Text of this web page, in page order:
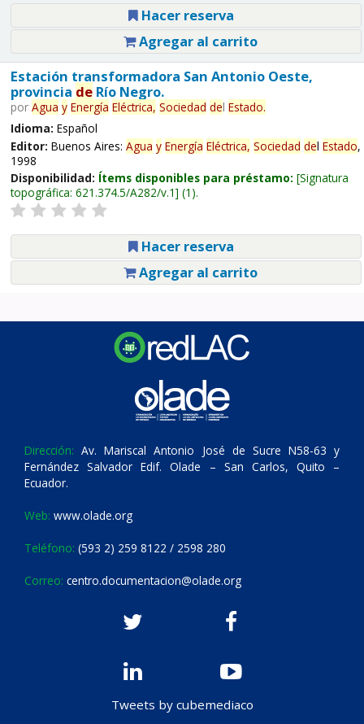
Hacer reserva
Agregar al carrito
Estación transformadora San Antonio Oeste,
provincia deRío Negro.
por Agua y Energía Eléctrica, Sociedad del Estado.
Idioma: Español
Editor: Buenos Aires: Agua y Energía Eléctrica, Sociedad del Estado,
1998
Disponibilidad: Ítems disponibles para préstamo: Signatura
topográfica: 621.374.5/A282/v.1 (1).
Hacer reserva
Agregar al carrito
Dirección: Av. Mariscal Antonio José de Sucre N58-63 y
Fernández Salvador Edif. Olade – San Carlos, Quito –
Ecuador.
Web: www.olade.org
Teléfono: (593 2) 259 8122 / 2598 280
Correo: centro.documentacion@olade.org
Tweets by cubemediaco